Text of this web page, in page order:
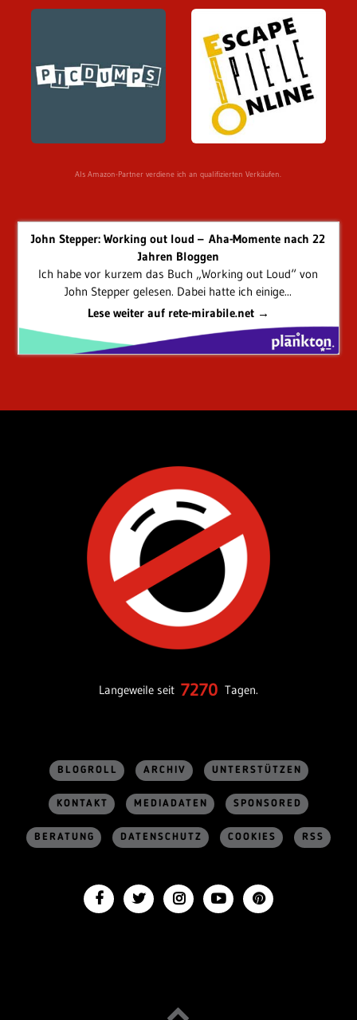
Als Amazon-Partner verdiene ich an qualifizierten Verkäufen.
John Stepper: Working out loud – Aha-Momente nach 22
Jahren Bloggen
Ich habe vor kurzem das Buch „Working out Loud“ von
John Stepper gelesen. Dabei hatte ich einige...
Lese weiter auf rete-mirabile.net →
Langeweile seit 7270 Tagen.
BLOGROLL ARCHIV UNTERSTÜTZEN
KONTAKT MEDIADATEN SPONSORED
BERATUNG DATENSCHUTZ COOKIES RSS